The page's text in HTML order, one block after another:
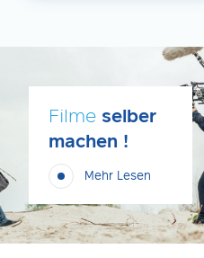
Filme selber
machen !
Mehr Lesen